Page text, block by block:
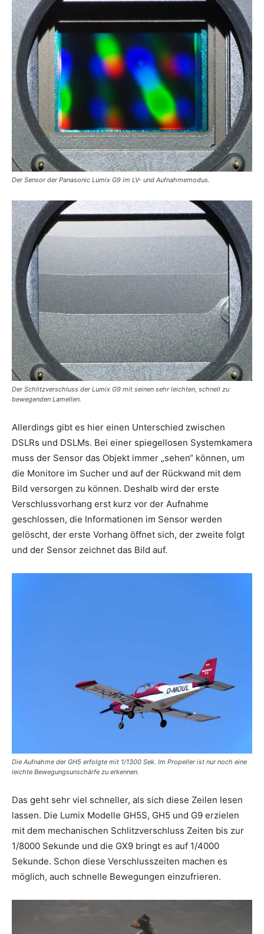
Der Sensor der Panasonic Lumix G9 im LV- und Aufnahmemodus.
Der Schlitzverschluss der Lumix G9 mit seinen sehr leichten, schnell zu
bewegenden Lamellen.
Allerdings gibt es hier einen Unterschied zwischen
DSLRs und DSLMs. Bei einer spiegellosen Systemkamera
muss der Sensor das Objekt immer „sehen“ können, um
die Monitore im Sucher und auf der Rückwand mit dem
Bild versorgen zu können. Deshalb wird der erste
Verschlussvorhang erst kurz vor der Aufnahme
geschlossen, die Informationen im Sensor werden
gelöscht, der erste Vorhang öffnet sich, der zweite folgt
und der Sensor zeichnet das Bild auf.
Die Aufnahme der GH5 erfolgte mit 1/1300 Sek. Im Propeller ist nur noch eine
leichte Bewegungsunschärfe zu erkennen.
Das geht sehr viel schneller, als sich diese Zeilen lesen
lassen. Die Lumix Modelle GH5S, GH5 und G9 erzielen
mit dem mechanischen Schlitzverschluss Zeiten bis zur
1/8000 Sekunde und die GX9 bringt es auf 1/4000
Sekunde. Schon diese Verschlusszeiten machen es
möglich, auch schnelle Bewegungen einzufrieren.